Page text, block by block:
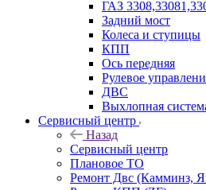
ГАЗ
Задний мост
Колеса и ступицы
КПП
Ось передняя
Рулевое
ДВС
Выхлопная
Сервисный центр
Назад
Сервисный центр
Плановое ТО
Ремонт Двс (Камминз,